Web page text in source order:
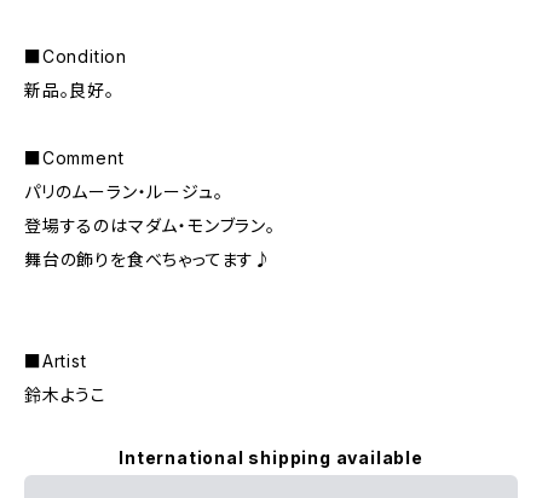
■Condition
新品。良好。
■Comment
パリのムーラン・ルージュ。
登場するのはマダム・モンブラン。
舞台の飾りを食べちゃってます♪
■Artist
鈴木ようこ
International shipping available